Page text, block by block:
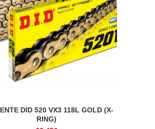
ADICIONAR
DID 520 VX3 118L GOLD (X-
RING)